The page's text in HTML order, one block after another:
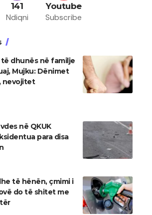
141
Ndiqni
Youtube
Subscribe
të dhunës në familje
Mujku: Dënimet
nevojitet
në QKUK
para disa
të hënën, çmimi i
do të shitet me